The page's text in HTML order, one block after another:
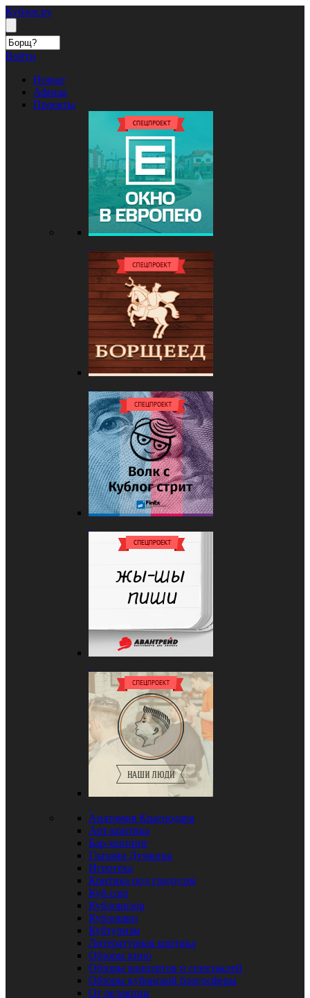
Кублог.ру
Войти
Новые
Афиша
Проекты
Анатомия Краснодара
Арт-критика
Бар-хоппинг
Глазами Думкина
Игротека
Критика под градусом
Куб.com
Кубловизор
Кублошки
Кубтуризм
Литературная критика
Обзоры кино
Обзоры концертов и спектаклей
Обзоры кубанской блогосферы
От редакции